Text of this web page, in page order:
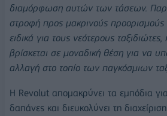
διαμόρφωση αυτών των τάσεων.
στροφή προς μακρινούς προορισμούς
ειδικά για τους νεότερους
βρίσκεται σε μοναδική θέση για να
αλλαγή στο τοπίο των παγκόσμιων
Η Revolut απομακρύνει τα εμπόδια για
δαπάνες και διευκολύνει τη